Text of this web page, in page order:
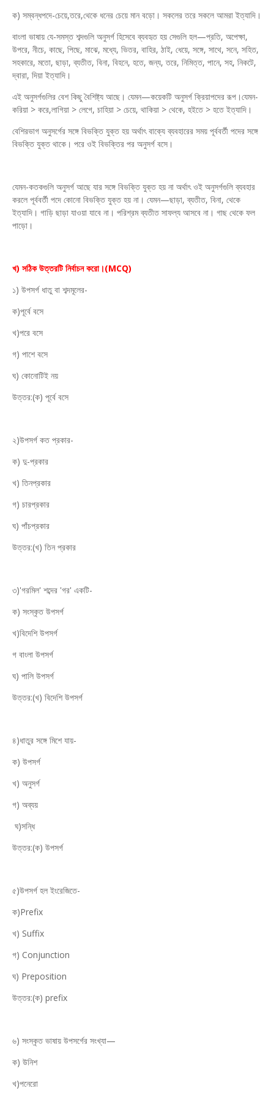
ক) সম্বন্ধপদে-চেয়ে,তরে,থেকে ধনের চেয়ে মান বড়ো। সকলের তরে সকলে আমরা ইত্যাদি।
বাংলা ভাষায় যে-সমস্ত শব্দগুলি অনুসর্গ হিসেবে ব্যবহৃত হয় সেগুলি হল—প্রতি, অপেক্ষা,
উপরে, নীচে, কাছে, পিছে, মাঝে, মধ্যে, ভিতর, বাহির, ঠাই, ধেয়ে, সঙ্গে, সাথে, সনে, সহিত,
সহকারে, মতো, ছাড়া, ব্যতীত, বিনা, বিহনে, হতে, জন্য, তরে, নিমিত্ত, পানে, সহ, নিকটে,
দ্বারা, দিয়া ইত্যাদি।
এই অনুসর্গগুলির বেশ কিছু বৈশিষ্ট্য আছে। যেমন—কয়েকটি অনুসর্গ ক্রিয়াপদের রূপ।যেমন-
করিয়া > করে,লাগিয়া > লেগে, চাহিয়া > চেয়ে, থাকিয়া > থেকে, হইতে > হতে ইত্যাদি।
বেশিরভাগ অনুসর্গের সঙ্গে বিভক্তি যুক্ত হয় অর্থাৎ বাক্যে ব্যবহারের সময় পূর্ববর্তী পদের সঙ্গে
বিভক্তি যুক্ত থাকে। পরে ওই বিভক্তির পর অনুসর্গ বসে।
যেমন-কতকগুলি অনুসর্গ আছে যার সঙ্গে বিভক্তি যুক্ত হয় না অর্থাৎ ওই অনুসর্গগুলি ব্যবহার
করলে পূর্ববর্তী পদে কোনো বিভক্তি যুক্ত হয় না। যেমন—ছাড়া, ব্যতীত, বিনা, থেকে
ইত্যাদি। গাড়ি ছাড়া যাওয়া যাবে না। পরিশ্রম ব্যতীত সাফল্য আসবে না। গাছ থেকে ফল
পাড়ো।
খ) সঠিক উত্তরটি নির্বাচন করো।(MCQ)
১) উপসর্গ ধাতু বা শব্দমূলের-
ক)পূর্বে বসে
খ)পরে বসে
গ) পাশে বসে
ঘ) কোনোটিই নয়
উত্তর:(ক) পূর্বে বসে
২)উপসর্গ কত প্রকার-
ক) দু-প্রকার
খ) তিনপ্রকার
গ) চারপ্রকার
ঘ) পাঁচপ্রকার
উত্তর:(খ) তিন প্রকার
৩)'গরমিল' শব্দের 'গর' একটি-
ক) সংস্কৃত উপসর্গ
খ)বিদেশি উপসর্গ
গ বাংলা উপসর্গ
ঘ) পালি উপসর্গ
উত্তর:(খ) বিদেশি উপসর্গ
৪)ধাতুর সঙ্গে মিশে যায়-
ক) উপসর্গ
খ) অনুসর্গ
গ) অব্যয়
ঘ)সন্ধি
উত্তর:(ক) উপসর্গ
৫)উপসর্গ হল ইংরেজিতে-
ক)Prefix
খ) Suffix
গ) Conjunction
ঘ) Preposition
উত্তর:(ক) prefix
৬) সংস্কৃত ভাষায় উপসর্গের সংখ্যা—
ক) উনিশ
খ)পনেরো